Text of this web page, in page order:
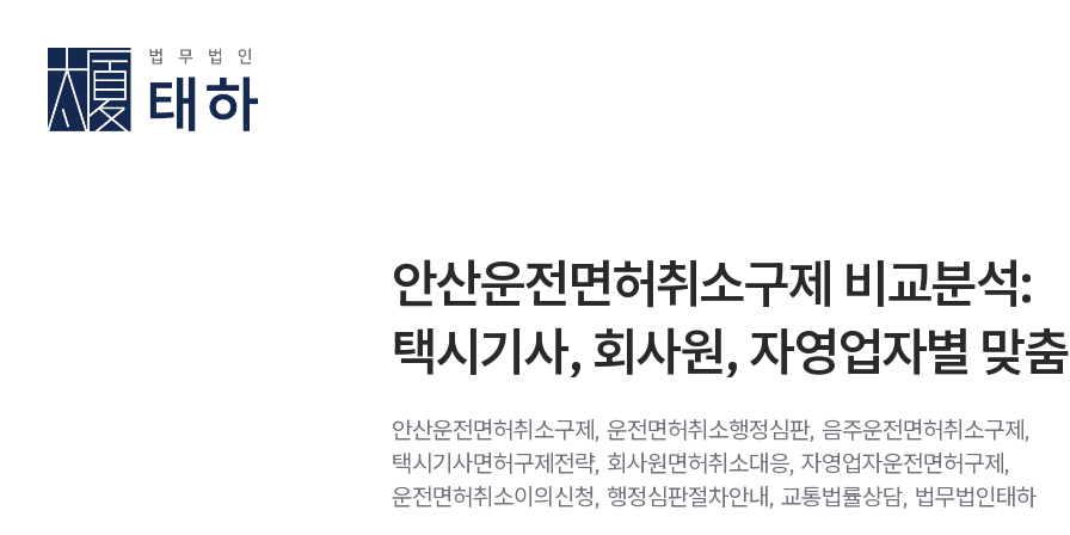
안산운전면허취소구제 비교분석:
택시기사, 회사원, 자영업자별 맞
안산운전면허취소구제, 운전면허취소행정심판, 음주운전면허취소구제,
택시기사면허구제전략, 회사원면허취소대응, 자영업자운전면허구제,